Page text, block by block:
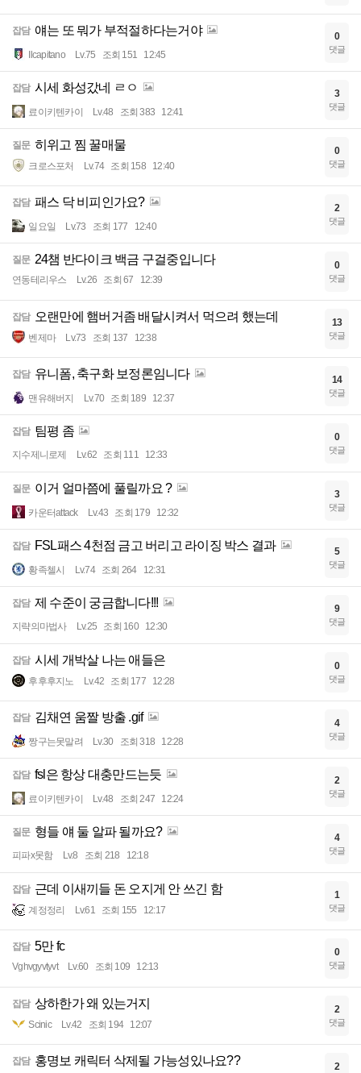
잡담 얘는 또 뭐가 부적절하다는거야
Ilcapitano Lv.75 조회 151 12:45
0
댓글
잡담 시세 화성갔네 ㄹㅇ
료이키텐카이 Lv.48 조회 383 12:41
3
댓글
질문 히위고 찜 꿀매물
크로스포처 Lv.74 조회 158 12:40
0
댓글
잡담 패스 닥 비피인가요?
일요일 Lv.73 조회 177 12:40
2
댓글
질문 24챔 반다이크 백금 구걸중입니다
연동테리우스 Lv.26 조회 67 12:39
0
댓글
잡담 오랜만에 햄버거좀 배달시켜서 먹으려 했는데
벤제마 Lv.73 조회 137 12:38
13
댓글
잡담 유니폼, 축구화 보정론임니다
맨유해버지 Lv.70 조회 189 12:37
14
댓글
잡담 팀평 좀
지수제니로제 Lv.62 조회 111 12:33
0
댓글
질문 이거 얼마쯤에 풀릴까요 ?
카운터attack Lv.43 조회 179 12:32
3
댓글
잡담 FSL패스 4천점 금고 버리고 라이징 박스 결과
황족첼시 Lv.74 조회 264 12:31
5
댓글
잡담 제 수준이 궁금합니다!!!
지략의마법사 Lv.25 조회 160 12:30
9
댓글
잡담 시세 개박살 나는 애들은
후후후지노 Lv.42 조회 177 12:28
0
댓글
잡담 김채연 움짤 방출 .gif
짱구는못말려 Lv.30 조회 318 12:28
4
댓글
잡담 fsl은 항상 대충만드는듯
료이키텐카이 Lv.48 조회 247 12:24
2
댓글
질문 형들 얘 둘 알파 될까요?
피파x못함 Lv.8 조회 218 12:18
4
댓글
잡담 근데 이새끼들 돈 오지게 안 쓰긴 함
계정정리 Lv.61 조회 155 12:17
1
댓글
잡담 5만 fc
Vghvgyvtyvt Lv.60 조회 109 12:13
0
댓글
잡담 상하한가 왜 있는거지
Scinic Lv.42 조회 194 12:07
2
댓글
잡담 홍명보 캐릭터 삭제될 가능성있나요?? 2